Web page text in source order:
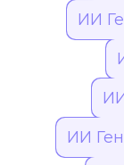
ИИ
ИИ